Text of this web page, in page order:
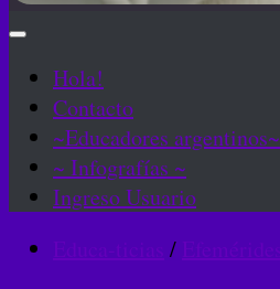
Hola!
Contacto
~Educadores argentinos~
~ Infografías ~
Ingreso Usuario
/